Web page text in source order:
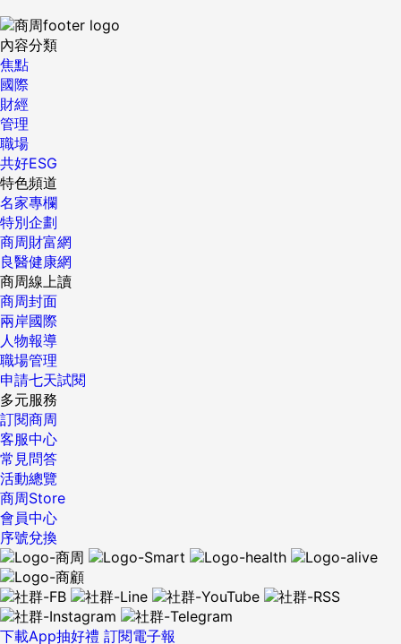
未進行情緒教育的學校則相反的出現增加趨勢。 第二步打擊霸
凌，教導受害者站出來 另外，在學習「表達不滿」的課程中，
強調可以先冷靜下來，深呼吸3次，再正視對方講出心裡想法
的溝通方式。但在日本，少有學生膽敢如此面對老師訴說個人
意見，因此，如何提供學生一個易於溝通的氛圍，對於情緒教
育來說也很重要。 「發覺相同點和差異點」的課程，則告訴孩
子「不同並不是壞事」，重要的是理解尊重彼此的差異。渡邊
俊一指出，許多日本人從小被教導不能和別人不同，也衍生出
和大家不同就成為霸凌對象的問題，但在這個多樣化、國際化
的時代，人人都應學會彼此理解溝通，友善交流。 霸凌問題一
直存在於日本教育體系。日本自去年起施行校園霸凌防止對策
推進法，規定學校需充實道德教育，設置相關心理輔導員或老
師，早期發現霸凌事件並進行處理，包括對受害者的協助和加
害者的處置懲罰。但對於如何從情緒問題著手，防範霸凌問題
於未然，日本教育機關仍缺少具體的對策。 渡邊俊一觀察指
出，校園霸凌事件中的加害學生，大多本身也有著自己難以處
理的困境，例如家庭問題或個人情緒問題，自身的不安焦躁無
法解決，轉而以霸凌方式宣洩在他人身上。霸凌受害者無法勇
於說不，也不敢對家人透露，加上校方習於否認霸凌的存在，
使得日本校園霸凌問題多年來仍無法解決。 「想在學校進行情
緒教育，目前仍只能寄望在非常具有教學熱情的老師身上，」
渡邊俊一表示，日本不論公私立教育系統，導入情緒教育的難
度都很高，和美國的狀況大不相同。 第三步「親子塾」同步治
癒父母與孩子 相較美國的另一大差異是，日本「Second
Step」課程獨創了父母與孩童一起上課的親子課程：「親子
塾」，約10組親子一起進行28次課程。許多孩子是被父母認為
有情緒教養問題而帶來一起上課，但常常上了幾堂課就發現，
其實情緒問題的根源在父母本身，當父母累積的壓力爆發、情
緒暴走時，也影響了孩子的情緒管理能力。有些上過課的孩子
還會在媽媽準備發火時提醒：「老師上課有說，要先在心裡數
到5才能開始講話喔。」 渡邊俊一提到，老師們在教導情緒教
項問題時，馬上興致勃勃地跟面試主管說起自己對於編輯、寫
作的熱愛，也提出許多符合這項職務的技能要求，儘管表現出
積極主動的姿態，但是到最後還是沒有錄取。其中問題就在於
他並沒有解釋「為什麼是這間公司」，市場上許多企業提供同
類型的工作，而這份工作多半也能吸引與A擁有相同技能的人
前來應徵，因此若要使自己被納入考慮名單，即必須好好地將
說明「為什麼一定要加入這個公司？」，讓面試官更了解你。
三、只著眼實際福利 在找新工作的時候，每個人都會期待，薪
水能比舊工作多出兩、三千，通勤時間要再短個20分鐘⋯⋯，
然而卻很少人提到自己希望在這份工作中，可以獲得什麼，學
到什麼新的技能，可以幫助這間公司、這個社會達成什麼改
變。新工作不僅是成就你改變目前的工作條件，更能夠成為自
己邁向志業的墊腳石。若能夠在面試的過程中，適當地談談自
己從事的產業相關見解以及自己的期待，將可以開啟與面試官
擁有更多的對話，讓其認為你對這份工作比起其他人抱持更
大、更持久的熱情。 四、把過去公司的壞經驗抖出來 做出轉
職的決定，除了自己的未來志業發展以外，許多人都是面臨到
前公司的不友善、不重視而被迫離開崗位。然而在面試過程
中，不停說前公司的不是，可能會讓面試官認為，面試者是一
個對事情小心眼而不願意正面思考的人，甚至把其貼上會說前
公司壞話的標籤。在面試的過程中應著眼於未來，將重心擺在
如何勝任此份工作，讓公司未來的發展，因為你而擁有不同以
往的改變，並且思考如何將自身志業以及公司發展連成一線，
創造雙贏。 （本文出自「SmartM人才培訓網」，歡迎加入
「SmartM人才培訓網Facebook」） SmartM人才培訓網網
址：https:www.smartlinkin.com.twarticle1997SmartM人才
培訓網Facebook網址：
https:www.facebook.comsmartlinkin.tw {DS_BOX_14957}
...
內容分類
焦點
國際
財經
管理
職場
共好ESG
特色頻道
名家專欄
特別企劃
商周財富網
良醫健康網
商周線上讀
商周封面
兩岸國際
人物報導
職場管理
申請七天試閱
多元服務
訂閱商周
客服中心
常見問答
活動總覽
商周Store
會員中心
序號兌換
下載App抽好禮 訂閱電子報